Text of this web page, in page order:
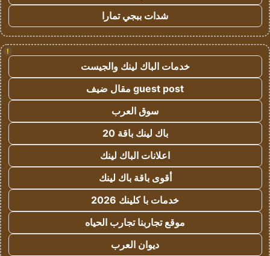
شدات ببجي تمارا
!
خدمات الباك لينك والجيست
guest post مقال ضيف
سوق العرب
باك لينك باقة 20
اعلانات الباك لينك
أقوى باقة باك لينك
خدمات با كلينك 2026
موقع تجاربنا تجارب الحياه
ديوان العرب